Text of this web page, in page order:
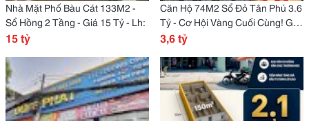
Nhà Mặt Phố Bàu Cát 133M2 -
Sổ Hồng 2 Tầng - Giá 15 Tỷ - Lh:
15 tỷ
Căn Hộ 74M2 Sổ Đỏ Tân Phú 3.6
Tỷ - Cơ Hội Vàng Cuối Cùng! Gọi
Ngay
3,6 tỷ